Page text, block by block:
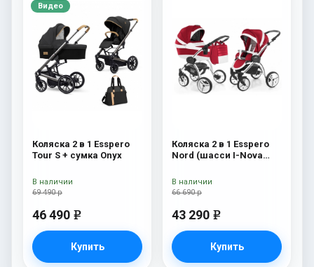
Видео
Коляска 2 в 1 Esspero
Tour S + сумка Onyx
69 490 р
46 490 e
Купить
В наличии
Коляска 2 в 1 Esspero
Nord (шасси I-Nova
66 690 р
43 290 e
Купить
В наличии